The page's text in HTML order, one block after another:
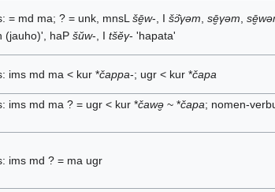
= md ma; ? = unk, mnsL šē̮w-, I šɔ̈̄γəm sē̮γəm
(jauho)', haP šŭw-, I tšĕγ- 'hapata'
ims md ma < kur *čappa-; ugr < kur *čapa
ims md ma ? = ugr < kur *čawə̮~ *čapa; nomen-
ims md ? = ma ugr